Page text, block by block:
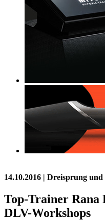
14.10.2016 | Dreisprung
Top-Trainer Rana
DLV-Workshops